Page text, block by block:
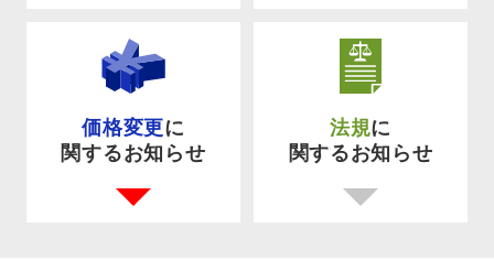
価格変更に
関するお知らせ
法規に
関するお知らせ